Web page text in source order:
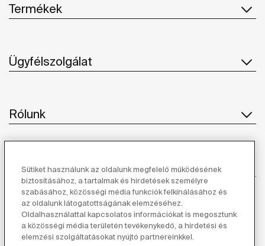
Termékek
Ügyfélszolgálat
Rólunk
Ihlet
Kövessen minket
Sütiket használunk az oldalunk megfelelő működésének
biztosításához, a tartalmak és hirdetések személyre
szabásához, közösségi média funkciók felkínálásához és
az oldalunk látogatottságának elemzéséhez.
Oldalhasználattal kapcsolatos információkat is megosztunk
a közösségi média területén tevékenykedő, a hirdetési és
elemzési szolgáltatásokat nyújtó partnereinkkel.